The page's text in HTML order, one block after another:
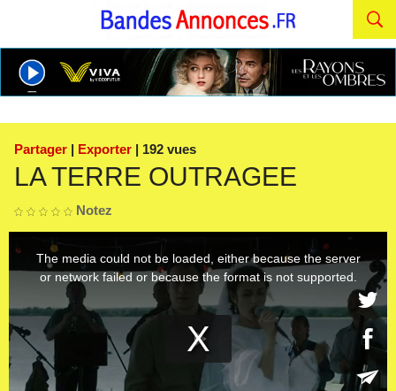
Partager | Exporter | 192 vues
LA TERRE OUTRAGEE
Notez